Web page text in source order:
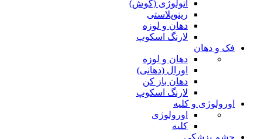
اتولوژی (گوش)
رینوپلاستی
دهان و لوزه
لارنگ اسکوپ
فک و دهان
دهان و لوزه
اورال (دهانی)
دهان باز کن
لارنگ اسکوپ
اورولوژی و کلیه
اورولوژی
کلیه